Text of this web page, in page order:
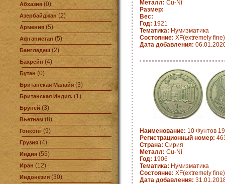
Абхазия (0)
Азербайджан(2)
Армения (5)
Афганистан (5)
Бангладеш (2)
Бахрейн (4)
Бутан (0)
Британская Малайя (3)
Британская Индия. (1)
Бруней (3)
Вьетнам (8)
Гонконг (9)
Грузия(4)
Индия (55)
Иран (12)
Индонезия (30)
Металл: Cu-Ni
Размер:
Вес:
Год: 1921
Тематика: Нумизматика
Состояние: XF(extremely fine)
Дата добавления:
Наименование: 10 Фунтов
Регистрационный номер:
Страна: Сирия
Металл: Cu-Ni
Год: 1906
Тематика: Нумизматика
Состояние: XF(extremely fine)
Дата добавления: